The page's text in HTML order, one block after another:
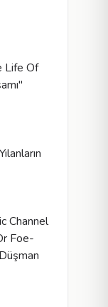
Life Of
Channel
Foe-